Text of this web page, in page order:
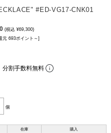
#ED-VG17-CNK01
(税込 ¥69,300)
元 693ポイント～]
分割手数料無料
個
在庫 購入